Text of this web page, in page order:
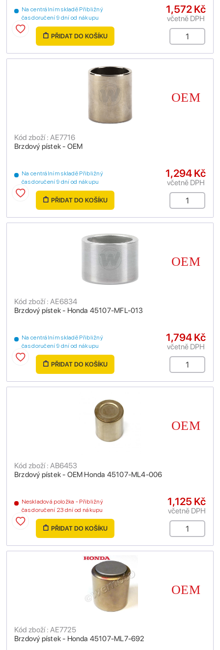
Na centrálním skladě Přibližný
čas doručení 9 dní od nákupu
1,572 Kč
včetně DPH
PŘIDAT DO KOŠÍKU
Brzdový pístek - OEM
Kód zboží : AE7716
Na centrálním skladě Přibližný
čas doručení 9 dní od nákupu
1,294 Kč
včetně DPH
PŘIDAT DO KOŠÍKU
Brzdový pístek - Honda 45107-MFL-013
Kód zboží : AE6834
Na centrálním skladě Přibližný
čas doručení 9 dní od nákupu
1,794 Kč
včetně DPH
PŘIDAT DO KOŠÍKU
Brzdový pístek - OEM Honda 45107-ML4-006
Kód zboží : AB6453
Neskladová položka - Přibližný
čas doručení 23 dní od nákupu
1,125 Kč
včetně DPH
PŘIDAT DO KOŠÍKU
Brzdový pístek - Honda 45107-ML7-692
Kód zboží : AE7725